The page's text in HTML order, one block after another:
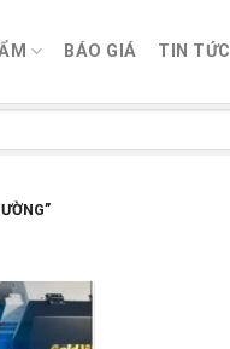
BÁO GIÁ TIN TỨC